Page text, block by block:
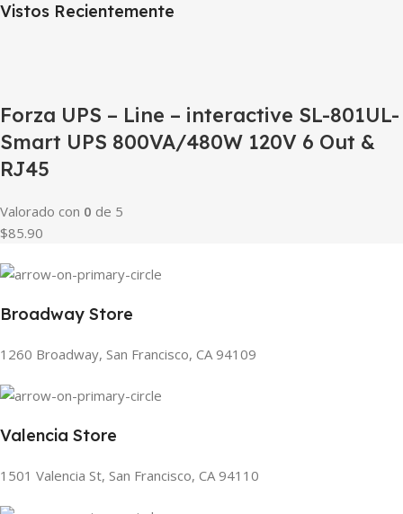
Vistos Recientemente
Forza UPS – Line – interactive SL-801UL-
Smart UPS 800VA/480W 120V 6 Out &
RJ45
Valorado con 0 de 5
$85.90
Broadway Store
1260 Broadway, San Francisco, CA 94109
Valencia Store
1501 Valencia St, San Francisco, CA 94110